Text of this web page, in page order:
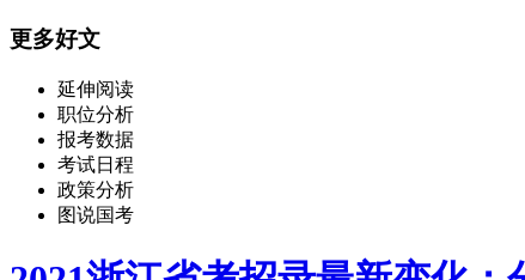
更多好文
延伸阅读
职位分析
报考数据
考试日程
政策分析
图说国考